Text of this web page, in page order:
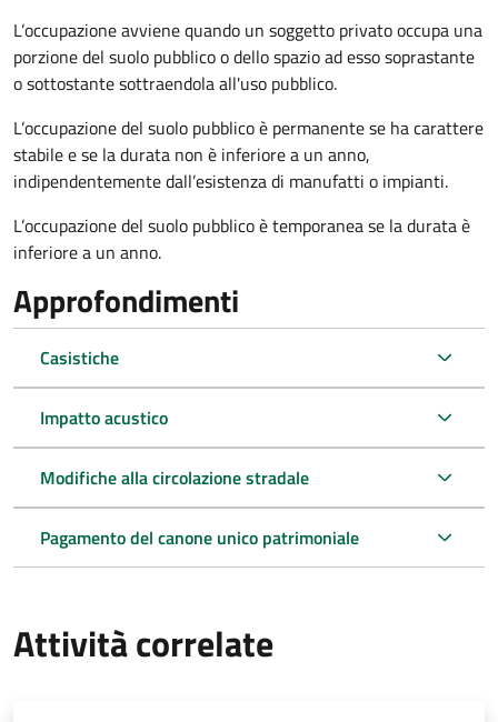
L’occupazione avviene quando un soggetto privato occupa una
porzione del suolo pubblico o dello spazio ad esso soprastante
o sottostante sottraendola all'uso pubblico.
L’occupazione del suolo pubblico è permanente se ha carattere
stabile e se la durata non è inferiore a un anno,
indipendentemente dall’esistenza di manufatti o impianti.
L’occupazione del suolo pubblico è temporanea se la durata è
inferiore a un anno.
Approfondimenti
Casistiche
Impatto acustico
Modifiche alla circolazione stradale
Pagamento del canone unico patrimoniale
Attività correlate